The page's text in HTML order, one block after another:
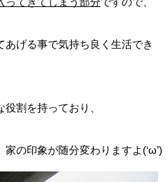
あげる事で気持ち良く生活でき
割を持っており、
の印象が随分変わりますよ(‘ω’)